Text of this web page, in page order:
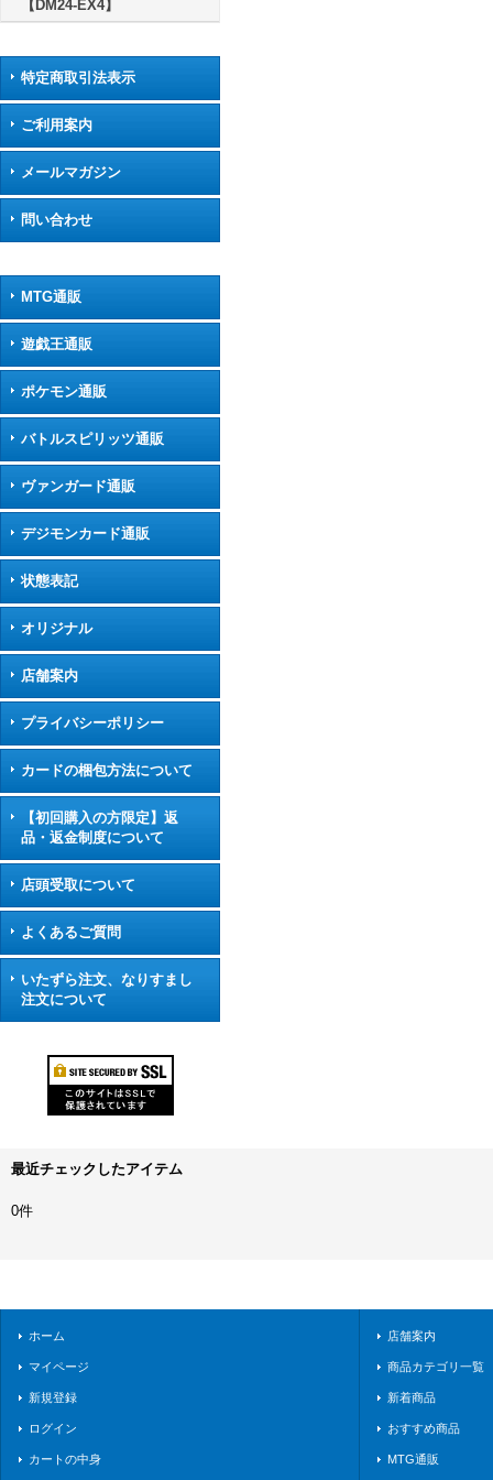
【DM24-EX4】
特定商取引法表示
ご利用案内
メールマガジン
問い合わせ
MTG通販
遊戯王通販
ポケモン通販
バトルスピリッツ通販
ヴァンガード通販
デジモンカード通販
状態表記
オリジナル
店舗案内
プライバシーポリシー
カードの梱包方法について
【初回購入の方限定】返
品・返金制度について
店頭受取について
よくあるご質問
いたずら注文、なりすまし
注文について
最近チェックしたアイテム
0件
ホーム
マイページ
新規登録
ログイン
カートの中身
店舗案内
商品カテゴリ一覧
新着商品
おすすめ商品
MTG通販